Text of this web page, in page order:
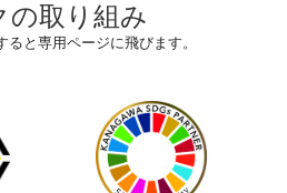
の取り組み
ると専用ページに飛びます。